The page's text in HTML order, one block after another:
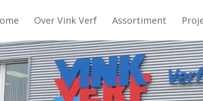
Over Vink Verf Assortiment